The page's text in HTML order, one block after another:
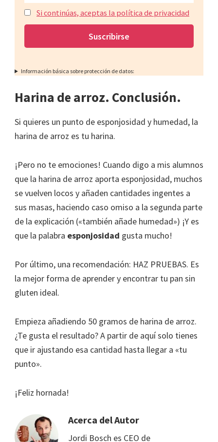
Si continúas, aceptas la política de privacidad
Información básica sobre protección de datos:
Harina de arroz. Conclusión.
Si quieres un punto de esponjosidad y humedad, la
harina de arroz es tu harina.
¡Pero no te emociones! Cuando digo a mis alumnos
que la harina de arroz aporta esponjosidad, muchos
se vuelven locos y añaden cantidades ingentes a
sus masas, haciendo caso omiso a la segunda parte
de la explicación («también añade humedad») ¡Y es
que la palabra esponjosidad gusta mucho!
Por último, una recomendación: HAZ PRUEBAS. Es
la mejor forma de aprender y encontrar tu pan sin
gluten ideal.
Empieza añadiendo 50 gramos de harina de arroz.
¿Te gusta el resultado? A partir de aquí solo tienes
que ir ajustando esa cantidad hasta llegar a «tu
punto».
¡Feliz hornada!
Acerca del Autor
Jordi Bosch es CEO de